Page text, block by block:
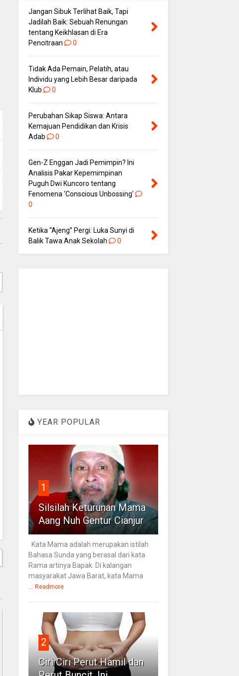
Jangan Sibuk Terlihat Baik, Tapi
Jadilah Baik: Sebuah Renungan
tentang Keikhlasan di Era
Pencitraan
0
Tidak Ada Pemain, Pelatih, atau
Individu yang Lebih Besar daripada
Klub
0
Perubahan Sikap Siswa: Antara
Kemajuan Pendidikan dan Krisis
Adab
0
Gen-Z Enggan Jadi Pemimpin? Ini
Analisis Pakar Kepemimpinan
Puguh Dwi Kuncoro tentang
Fenomena ‘Conscious Unbossing'
0
Ketika “Ajeng” Pergi: Luka Sunyi di
Balik Tawa Anak Sekolah
0
YEAR POPULAR
1
Silsilah Keturunan Mama
Aang Nuh Gentur Cianjur
Kata Mama adalah merupakan istilah
Bahasa Sunda yang berasal dari kata
Rama artinya Bapak. Di kalangan
masyarakat Jawa Barat, kata Mama
... Readmore
2
Ciri Ciri Perut Hamil dan